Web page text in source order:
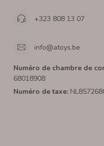
+323 808 13 07
info@atoys.be
Numéro de chambre de
68018908
Numéro de taxe: